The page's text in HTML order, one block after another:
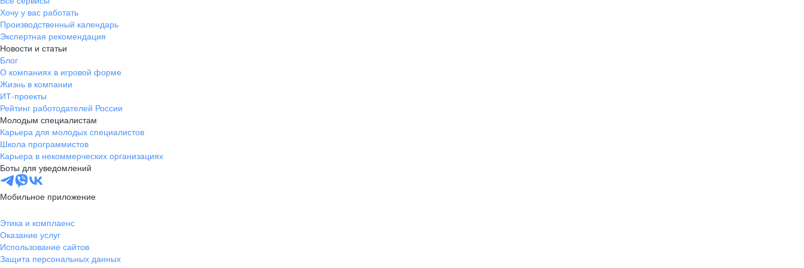
Хочу у вас работать
Производственный календарь
Экспертная рекомендация
Новости и статьи
Блог
О компаниях в игровой форме
Жизнь в компании
ИТ-проекты
Рейтинг работодателей России
Молодым специалистам
Карьера для молодых специалистов
Школа программистов
Карьера в некоммерческих организациях
Боты для уведомлений
Мобильное приложение
Этика и комплаенс
Оказание услуг
Использование сайтов
Защита персональных данных